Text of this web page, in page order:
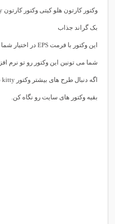
بک گراند جذاب
این وکتور با فرمت EPS در اختیار شما قرار دارد.
شما می تونین این وکتور رو تو نرم
اگه دنبال طرح های بیشتر وکتور hello kitty
بقیه وکتور های سایت رو نگاه کن.